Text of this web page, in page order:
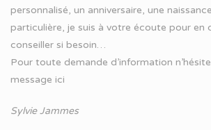
personnalisé, un anniversaire, une
particulière, je suis à votre écoute pour en
conseiller si besoin…
Pour toute demande d’information
message ici
Sylvie Jammes